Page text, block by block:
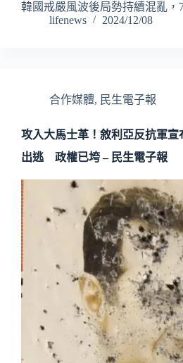
韓國戒嚴風波後局勢持續混亂
lifenews
2024/12/08
合作媒體, 民生電子報
攻入大馬士革！敘利亞反抗軍宣
出逃 政權已垮 – 民生電子報